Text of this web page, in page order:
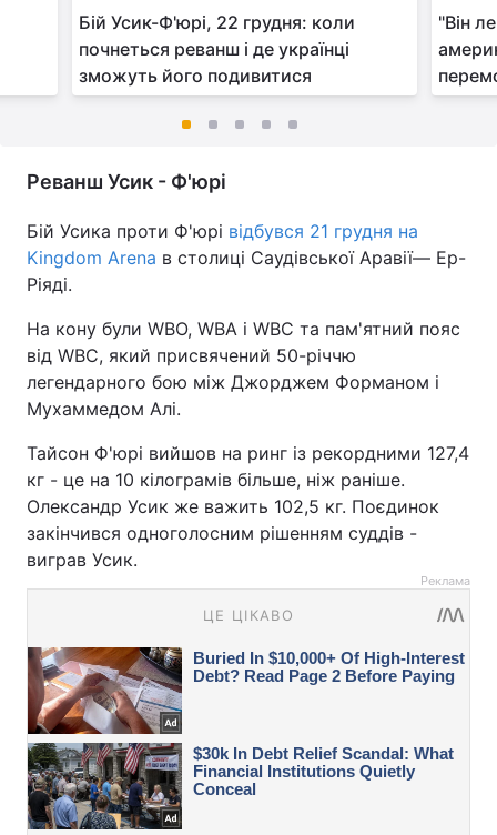
Бій Усик-Ф'юрі, 22 грудня: коли
почнеться реванш і де українці
зможуть його подивитися
"Він
Реванш Усик - Ф'юрі
Бій Усика проти Ф'юрі відбувся 21 грудня на
Kingdom Arena в столиці Саудівської Аравії— Ер-
Ріяді.
На кону були WBO, WBA і WBC та пам'ятний пояс
від WBC, який присвячений 50-річчю
легендарного бою між Джорджем Форманом і
Мухаммедом Алі.
Тайсон Ф'юрі вийшов на ринг із рекордними 127,4
кг - це на 10 кілограмів більше, ніж раніше.
Олександр Усик же важить 102,5 кг. Поєдинок
закінчився одноголосним рішенням суддів -
виграв Усик.
Реклама